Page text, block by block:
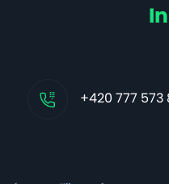
+420 777 573